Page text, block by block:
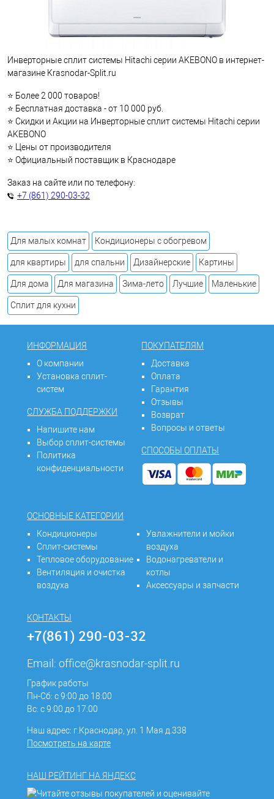
Инверторные сплит системы Hitachi серии AKEBONO в интернет-
магазине Krasnodar-Split.ru
⭐ Более 2 000 товаров!
⭐ Бесплатная доставка - от 10 000 руб.
⭐ Скидки и Акции на Инверторные сплит системы Hitachi серии
AKEBONO
⭐ Цены от производителя
⭐ Официальный поставщик в Краснодаре
Заказ на сайте или по телефону:
+7 (861) 290-03-32
Для малых комнат Кондиционеры с обогревом
для квартиры для спальни Дизайнерские Картины
Для дома Для магазина Зима-лето Лучшие Маленькие
Сплит для кухни
ИНФОРМАЦИЯ
О компании
Установка сплит-
систем
СЛУЖБА ПОДДЕРЖКИ
Напишите нам
Выбор сплит-системы
Политика
конфиденциальности
ПОКУПАТЕЛЯМ
Доставка
Оплата
Гарантия
Отзывы
Возврат
Вопросы и ответы
СПОСОБЫ ОПЛАТЫ
ОСНОВНЫЕ КАТЕГОРИИ
Кондиционеры
Сплит-системы
Тепловое оборудование
Вентиляция и очистка
воздуха
Увлажнители и мойки
воздуха
Водонагреватели и
котлы
Аксессуары и запчасти
КОНТАКТЫ
+7(861) 290-03-32
Email:office@krasnodar-split.ru
График работы
Пн-Сб: с 9:00 до 18:00
Вс: с 9:00 до 17:00
Наш адрес: г.Краснодар, ул. 1 Мая д.338
Посмотреть на карте
НАШ РЕЙТИНГ НА ЯНДЕКС